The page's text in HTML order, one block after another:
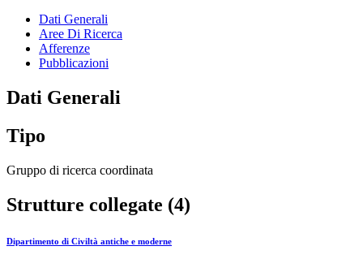
Dati Generali
Aree Di Ricerca
Afferenze
Pubblicazioni
Dati Generali
Tipo
Gruppo di ricerca coordinata
Strutture collegate (4)
Dipartimento di Civiltà antiche e moderne